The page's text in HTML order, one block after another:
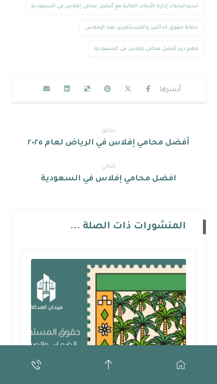
استراتيجيات إدارة الأزمات المالية مع أفضل محامي إفلاس في السعودية
حماية حقوق الدائنين والمستثمرين بعد الإفلاس
فهم دور أفضل محامي إفلاس في السعودية
سابق
أفضل محامي إفلاس في الرياض لعام ٢٠٢٥
التالي
افضل محامي إفلاس في السعودية
المنشورات ذات الصلة ...